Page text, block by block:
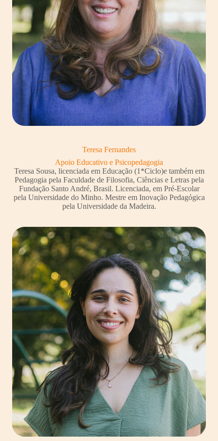
Teresa Fernandes
Apoio Educativo e Psicopedagogia
Teresa Sousa, licenciada em Educação (1*Ciclo)e também em
Pedagogia pela Faculdade de Filosofia, Ciências e Letras pela
Fundação Santo André, Brasil. Licenciada, em Pré-Escolar
pela Universidade do Minho. Mestre em Inovação Pedagógica
pela Universidade da Madeira.